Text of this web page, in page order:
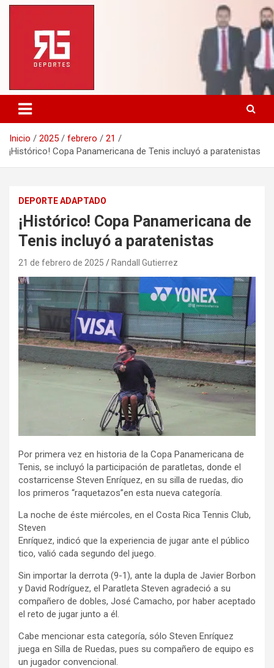
Saltar
contenido
Inicio 2025 febrero
21
¡Histórico! Copa Panamericana de Tenis incluyó a paratenistas
DEPORTE ADAPTADO
¡Histórico! Copa Panamericana de
Tenis incluyó a paratenistas
21 de febrero de 2025 Randall Gutierrez
Por primera vez en historia de la Copa Panamericana de
Tenis, se incluyó la participación de paratletas, donde el
costarricense Steven Enríquez, en su silla de ruedas, dio
los primeros “raquetazos”en esta nueva categoría.
La noche de éste miércoles, en el Costa Rica Tennis Club,
Steven
Enríquez, indicó que la experiencia de jugar ante el público
tico, valió cada segundo del juego.
Sin importar la derrota (9-1), ante la dupla de Javier Borbon
y David Rodríguez, el Paratleta Steven agradeció a su
compañero de dobles, José Camacho, por haber aceptado
el reto de jugar junto a él.
Cabe mencionar esta categoría, sólo Steven Enríquez
juega en Silla de Ruedas, pues su compañero de equipo es
un jugador convencional.